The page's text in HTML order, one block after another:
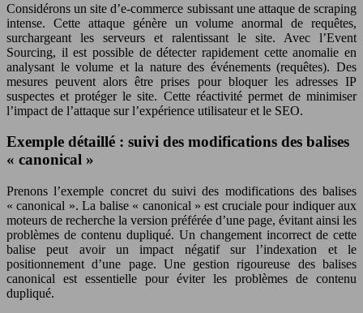
Considérons un site d’e-commerce subissant une attaque de scraping
intense. Cette attaque génère un volume anormal de requêtes,
surchargeant les serveurs et ralentissant le site. Avec l’Event
Sourcing, il est possible de détecter rapidement cette anomalie en
analysant le volume et la nature des événements (requêtes). Des
mesures peuvent alors être prises pour bloquer les adresses IP
suspectes et protéger le site. Cette réactivité permet de minimiser
l’impact de l’attaque sur l’expérience utilisateur et le SEO.
Exemple détaillé : suivi des modifications des balises
« canonical »
Prenons l’exemple concret du suivi des modifications des balises
« canonical ». La balise « canonical » est cruciale pour indiquer aux
moteurs de recherche la version préférée d’une page, évitant ainsi les
problèmes de contenu dupliqué. Un changement incorrect de cette
balise peut avoir un impact négatif sur l’indexation et le
positionnement d’une page. Une gestion rigoureuse des balises
canonical est essentielle pour éviter les problèmes de contenu
dupliqué.